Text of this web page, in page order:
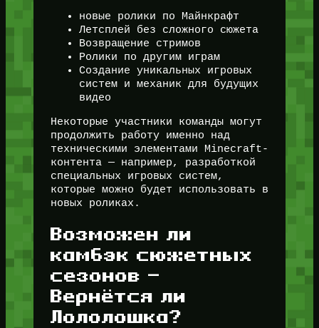
новые ролики по Майнкрафт
Летсплей без сложного сюжета
Возвращение стримов
Ролики по другим играм
Создание уникальных игровых
систем и механик для будущих
видео
Некоторые участники команды могут
продолжить работу именно над
техническими элементами Minecraft-
контента — например, разработкой
специальных игровых систем,
которые можно будет использовать в
новых роликах.
Возможен ли
камбэк сюжетных
сезонов —
Вернётся ли
Лололошка?